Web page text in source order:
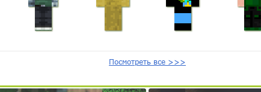
Посмотреть все >>>